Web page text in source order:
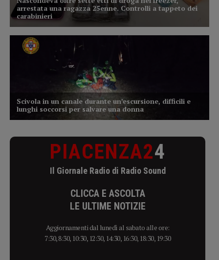
PIACENZA24
Il Giornale Radio di Radio Sound
CLICCA E ASCOLTA
LE ULTIME NOTIZIE
Aggiornamenti dal lunedì al sabato alle ore:
7:30, 8:30, 10:30, 12:30, 14:30, 16:30, 18:30, 19:30